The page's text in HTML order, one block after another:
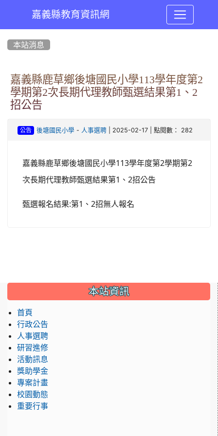
嘉義縣教育資訊網
本站消息
嘉義縣鹿草鄉後塘國民小學113學年度第2
學期第2次長期代理教師甄選結果第1、2
招公告
公告 後塘國民小學- 人事選聘| 2025-02-17 | 點閱數： 282
嘉義縣鹿草鄉後塘國民小學113學年度第2學期第2
次長期代理教師甄選結果第1 、 2招公告
甄選報名結果:第1 、 2招無人報名
::: 本站資訊
首頁
行政公告
人事選聘
研習進修
活動訊息
獎助學金
專案計畫
校園動態
重要行事